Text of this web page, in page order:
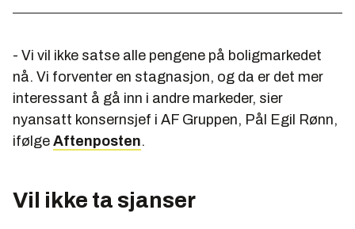
- Vi vil ikke satse alle pengene på boligmarkedet
nå. Vi forventer en stagnasjon, og da er det mer
interessant å gå inn i andre markeder, sier
nyansatt konsernsjef i AF Gruppen, Pål Egil Rønn,
ifølge Aftenposten.
Vil ikke ta sjanser